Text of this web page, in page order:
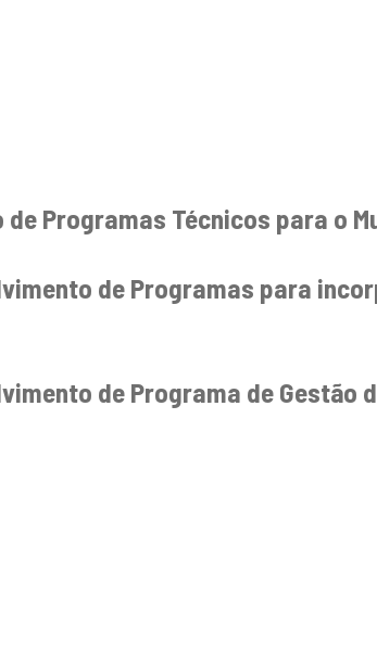
Programas Técnicos para o
de Programas para
de Programa de Gestão